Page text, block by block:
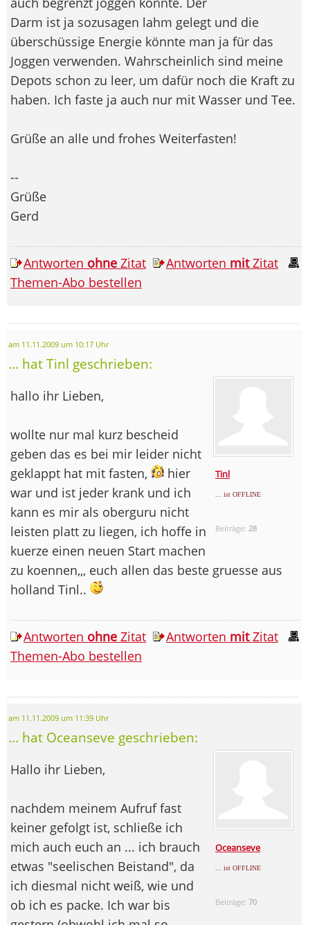
Darm ist ja sozusagen lahm gelegt und die
überschüssige Energie könnte man ja für das
Joggen verwenden. Wahrscheinlich sind meine
Depots schon zu leer, um dafür noch die Kraft zu
haben. Ich faste ja auch nur mit Wasser und Tee.
Grüße an alle und frohes Weiterfasten!
--
Grüße
Gerd
Antworten ohne Zitat Antworten mitZitat
Themen-Abo bestellen
am 11.11.2009 um 10:17 Uhr
... hat Tinl geschrieben:
Tinl
... ist OFFLINE
Beiträge: 28
hallo ihr Lieben,
wollte nur mal kurz bescheid
geben das es bei mir leider nicht
geklappt hat mit fasten,
hier
war und ist jeder krank und ich
kann es mir als oberguru nicht
leisten platt zu liegen, ich hoffe in
kuerze einen neuen Start machen
zu koennen,,, euch allen das beste gruesse aus
holland Tinl..
Antworten ohne Zitat Antworten mitZitat
Themen-Abo bestellen
am 11.11.2009 um 11:39 Uhr
... hat Oceanseve geschrieben:
Oceanseve
... ist OFFLINE
Beiträge:70
Hallo ihr Lieben,
nachdem meinem Aufruf fast
keiner gefolgt ist, schließe ich
mich auch euch an ... ich brauch
etwas "seelischen Beistand", da
ich diesmal nicht weiß, wie und
ob ich es packe. Ich war bis